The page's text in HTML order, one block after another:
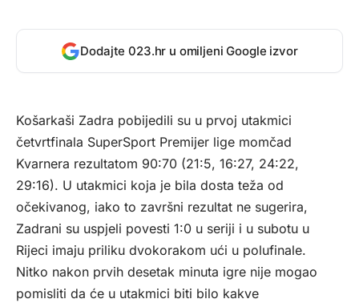
Dodajte 023.hr u omiljeni Google izvor
Košarkaši Zadra pobijedili su u prvoj utakmici
četvrtfinala SuperSport Premijer lige momčad
Kvarnera rezultatom 90:70 (21:5, 16:27, 24:22,
29:16). U utakmici koja je bila dosta teža od
očekivanog, iako to završni rezultat ne sugerira,
Zadrani su uspjeli povesti 1:0 u seriji i u subotu u
Rijeci imaju priliku dvokorakom ući u polufinale.
Nitko nakon prvih desetak minuta igre nije mogao
pomisliti da će u utakmici biti bilo kakve